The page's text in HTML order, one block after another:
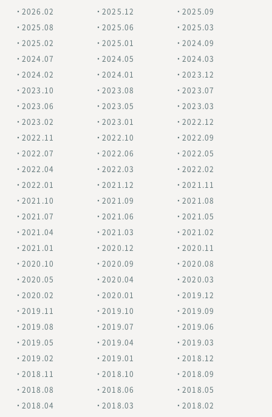
2026.02 2025.12 2025.09
2025.08 2025.06 2025.03
2025.02 2025.01 2024.09
2024.07 2024.05 2024.03
2024.02 2024.01 2023.12
2023.10 2023.08 2023.07
2023.06 2023.05 2023.03
2023.02 2023.01 2022.12
2022.11 2022.10 2022.09
2022.07 2022.06 2022.05
2022.04 2022.03 2022.02
2022.01 2021.12 2021.11
2021.10 2021.09 2021.08
2021.07 2021.06 2021.05
2021.04 2021.03 2021.02
2021.01 2020.12 2020.11
2020.10 2020.09 2020.08
2020.05 2020.04 2020.03
2020.02 2020.01 2019.12
2019.11 2019.10 2019.09
2019.08 2019.07 2019.06
2019.05 2019.04 2019.03
2019.02 2019.01 2018.12
2018.11 2018.10 2018.09
2018.08 2018.06 2018.05
2018.04 2018.03 2018.02